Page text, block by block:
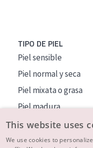
TIPO DE PIEL
Piel sensible
Piel normal y seca
Piel mixata o grasa
Piel madura
Piel expuesta al sol
Piel menopáusica
This website uses
We use cookies to